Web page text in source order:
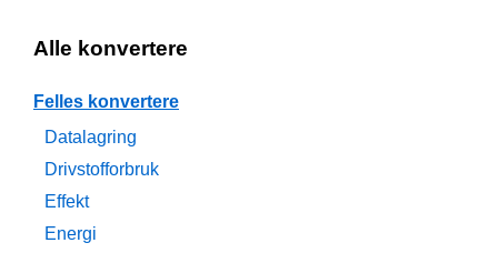
Alle konvertere
Felles konvertere
Datalagring
Drivstofforbruk
Effekt
Energi